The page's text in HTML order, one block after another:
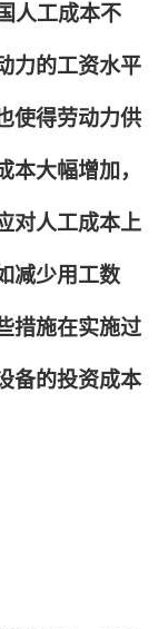
人工成本不
力的工资水平
使得劳动力供
大幅增加，
对人工成本上
减少用工数
措施在实施过
备的投资成本